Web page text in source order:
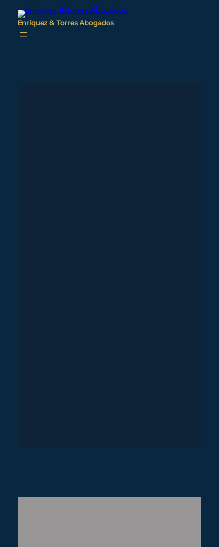
Enríquez & Torres Abogados